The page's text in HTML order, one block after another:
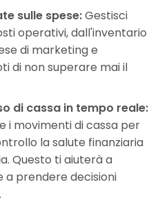
sulle spese:Gestisci
operativi, dall'inventario
di marketing e
di non superare mai il
di cassa in tempo reale:
movimenti di cassa per
la salute finanziaria
Questo ti aiuterà a
a prendere decisioni